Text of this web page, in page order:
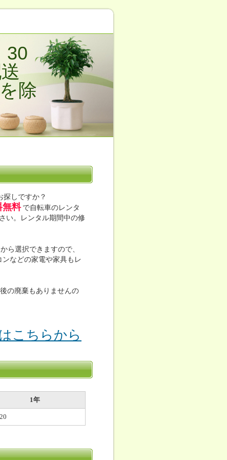
30
除
探しですか？
無料 で自転車のレンタ
い。レンタル期間中の修
から選択できますので、
などの家電や家具もレ
の廃棄もありませんの
こちらから
1年